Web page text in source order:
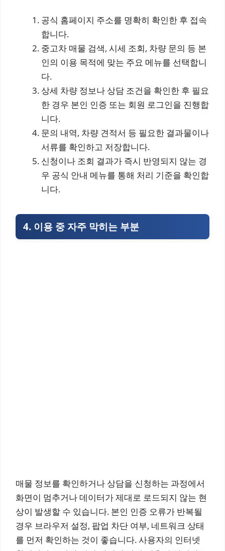
공식 홈페이지 주소를 명확히 확인한 후 접속
합니다.
중고차 매물 검색, 시세 조회, 차량 문의 등 본
인의 이용 목적에 맞는 주요 메뉴를 선택합니
다.
상세 차량 정보나 상담 조건을 확인한 후 필요
한 경우 본인 인증 또는 회원 로그인을 진행합
니다.
문의 내역, 차량 견적서 등 필요한 결과물이나
서류를 확인하고 저장합니다.
신청이나 조회 결과가 즉시 반영되지 않는 경
우 공식 안내 메뉴를 통해 처리 기준을 확인합
니다.
4. 이용 중 자주 막히는 부분
매물 정보를 확인하거나 상담을 신청하는 과정에서
화면이 멈추거나 데이터가 제대로 로드되지 않는 현
상이 발생할 수 있습니다. 본인 인증 오류가 반복될
경우 브라우저 설정, 팝업 차단 여부, 네트워크 상태
를 먼저 확인하는 것이 좋습니다. 사용자의 인터넷